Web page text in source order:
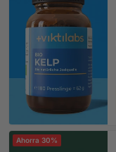
Ahorra 30%